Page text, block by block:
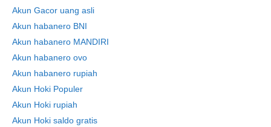
Akun Gacor uang asli
Akun habanero BNI
Akun habanero MANDIRI
Akun habanero ovo
Akun habanero rupiah
Akun Hoki Populer
Akun Hoki rupiah
Akun Hoki saldo gratis